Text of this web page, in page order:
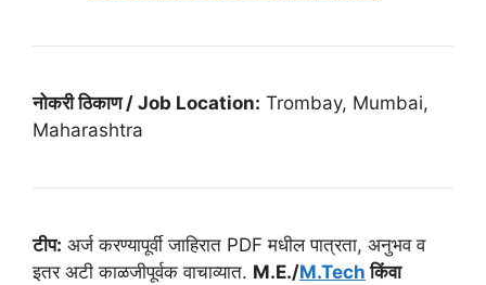
नोकरी ठिकाण / Job Location: Trombay, Mumbai,
Maharashtra
टीप: अर्ज करण्यापूर्वी जाहिरात PDF मधील पात्रता, अनुभव व
इतर अटी काळजीपूर्वक वाचाव्यात. M.E./M.Tech किंवा